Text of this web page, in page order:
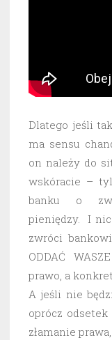
Dlatego jeśli
ma sensu
on należy do
wskóracie –
banku o
pieniędzy. I
zwróci
ODDAĆ
prawo, a
A jeśli nie
oprócz odsetek
złamanie